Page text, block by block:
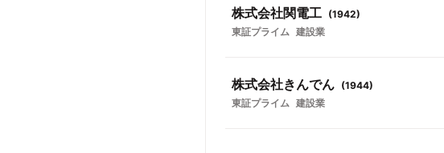
株式会社関電工 (1942)
東証プライム 建設業
株式会社きんでん (1944)
東証プライム 建設業